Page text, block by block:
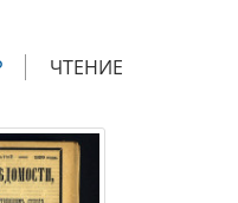
(АКТИВНАЯ
ЧТЕНИЕ